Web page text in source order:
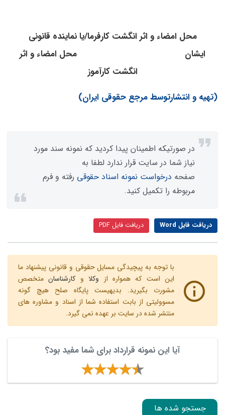
محل امضاء و اثر انگشت کارفرما/یا نماینده قانونی
ایشان محل امضاء و اثر
انگشت کارآموز
(تهیه و انتشارتوسط مرجع حقوقی ایران)
در صورتیکه اطمینان پیدا کردید که نمونه سند مورد
نیاز شما در سایت قرار ندارد لطفا به
صفحه درخواست نمونه اسناد حقوقی رفته و فرم
مربوطه را تکمیل کنید.
دریافت فایل Word دریافت فایل PDF
با توجه به پیچیدگی مسایل حقوقی و قانونی پیشنهاد ما
این است که همواره از وکلاو کارشناسانمتخصص
مشورت بگیرید. بدیهیست پایگاه صلح هیچ گونه
مسوولیتی از بابت استفاده شما از اسناد و مشاوره های
منتشر شده در سایت بر عهده نمی گیرد.
آیا این نمونه قرارداد برای شما مفید بود؟
جستجو شده ها